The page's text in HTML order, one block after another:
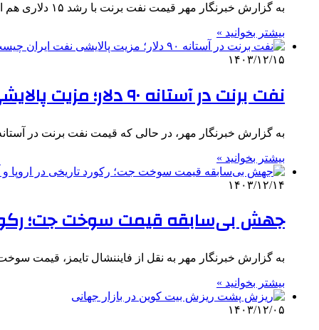
به گزارش خبرنگار مهر قیمت نفت برنت با رشد ۱۵ دلاری هم اکنون به ۱۰۷ دلار رسیده است. همچنین قیمت…
بیشتر بخوانید »
۱۴۰۳/۱۲/۱۵
نفت برنت در آستانه ۹۰ دلار؛ مزیت پالایشی نفت ایران چیست؟
به گزارش خبرنگار مهر، در حالی که قیمت نفت برنت در آستانه ۹۰ دلار قرار گرفته است، کارشناسان بازار
بیشتر بخوانید »
۱۴۰۳/۱۲/۱۴
جهش بی‌سابقه قیمت سوخت جت؛ رکورد
به گزارش خبرنگار مهر به نقل از فایننشال تایمز، قیمت
بیشتر بخوانید »
۱۴۰۳/۱۲/۰۵